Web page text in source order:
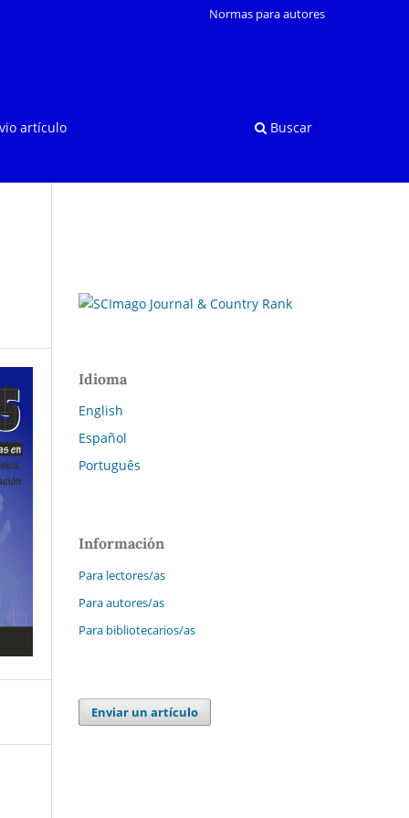
artículo Buscar
Normas para autores
Idioma
English
Español
Português
Información
Para lectores/as
Para autores/as
Para bibliotecarios/as
Enviar un artículo